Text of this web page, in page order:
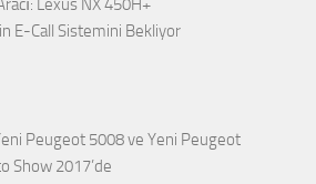
Lexus NX 450H+
E-Call Sistemini Bekliyor
Peugeot 5008 ve Yeni Peugeot
Show 2017’de